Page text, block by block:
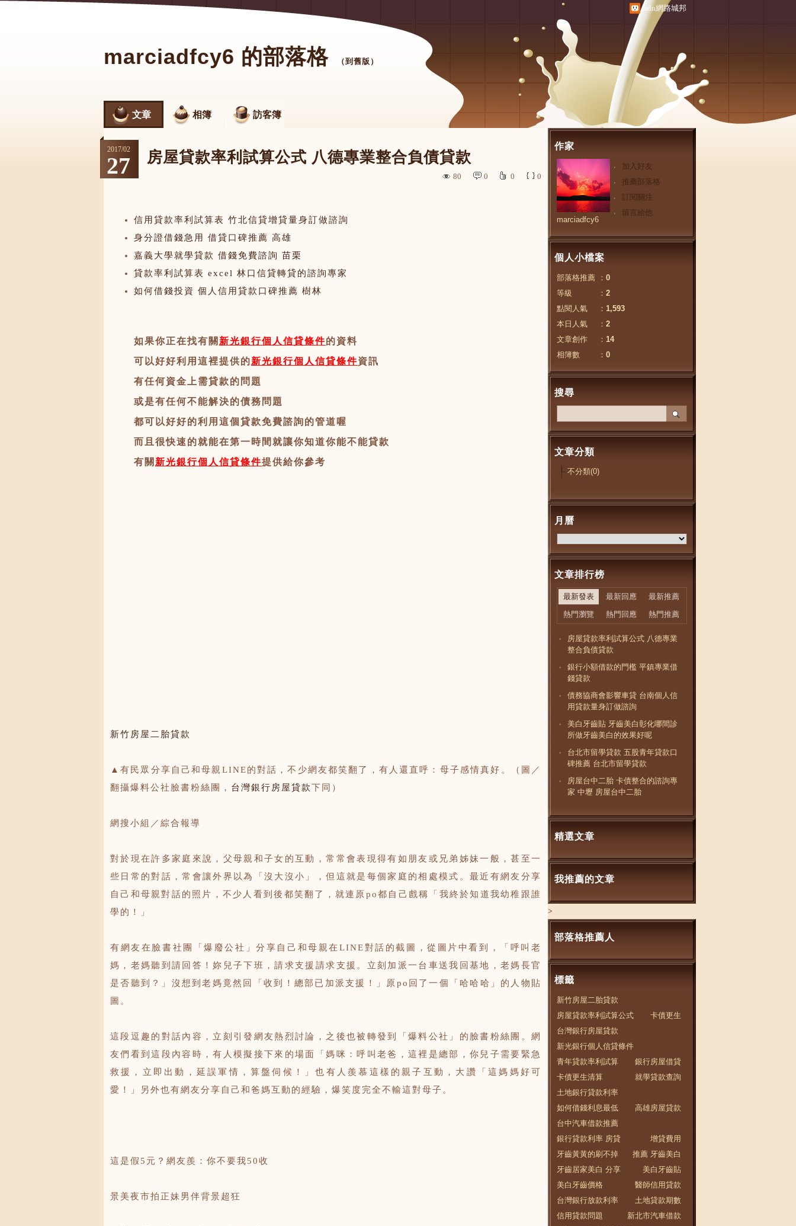
udn網路城邦
marciadfcy6 的部落格 （到舊版 ）
文章 相簿 訪客簿
房屋貸款率利試算公式 八德專業整合負債貸款
2017/02
27 80 0 0 0
信用貸款率利試算表 竹北信貸增貸量身訂做諮詢
身分證借錢急用 借貸口碑推薦 高雄
嘉義大學就學貸款 借錢免費諮詢 苗栗
貸款率利試算表 excel 林口信貸轉貸的諮詢專家
如何借錢投資 個人信用貸款口碑推薦 樹林
如果你正在找有關 新光銀行個人信貸條件的資料
可以好好利用這裡提供的新光銀行個人信貸條件資訊
有任何資金上需貸款的問題
或是有任何不能解決的債務問題
都可以好好的利用這個貸款免費諮詢的管道喔
而且很快速的就能在第一時間就讓你知道你能不能貸款
有關 新光銀行個人信貸條件提供給你參考
新竹房屋二胎貸款
▲有民眾分享自己和母親LINE的對話，不少網友都笑翻了，有人還直呼：母子感情真好。（圖／
翻攝爆料公社臉書粉絲團， 台灣銀行房屋貸款下同）
網搜小組／綜合報導
對於現在許多家庭來說，父母親和子女的互動，常常會表現得有如朋友或兄弟姊妹一般，甚至一
些日常的對話，常會讓外界以為「沒大沒小」，但這就是每個家庭的相處模式。最近有網友分享
自己和母親對話的照片，不少人看到後都笑翻了，就連原po都自己戲稱「我終於知道我幼稚跟誰
學的！」
有網友在臉書社團「爆廢公社」分享自己和母親在LINE對話的截圖，從圖片中看到，「呼叫老
媽，老媽聽到請回答！妳兒子下班，請求支援請求支援。立刻加派一台車送我回基地，老媽長官
是否聽到？」沒想到老媽竟然回「收到！總部已加派支援！」原po回了一個「哈哈哈」的人物貼
圖。
這段逗趣的對話內容，立刻引發網友熱烈討論，之後也被轉發到「爆料公社」的臉書粉絲團。網
友們看到這段內容時，有人模擬接下來的場面「媽咪：呼叫老爸，這裡是總部，你兒子需要緊急
救援，立即出動，延誤軍情，算盤伺候！」也有人羨慕這樣的親子互動，大讚「這媽媽好可
愛！」另外也有網友分享自己和爸媽互動的經驗，爆笑度完全不輸這對母子。
這是假5元？網友羨：你不要我50收
景美夜市拍正妹男伴背景超狂
作家
加入好友
推薦部落格
訂閱關注
留言給他
marciadfcy6
個人小檔案
部落格推薦 ： 0
等級
： 2
點閱人氣
： 1,593
本日人氣
： 2
文章創作
： 14
相簿數
： 0
搜尋
文章分類
不分類(0)
月曆
文章排行榜
最新發表 最新回應
最新推薦
熱門瀏覽
熱門回應 熱門推薦
房屋貸款率利試算公式 八德專業
整合負債貸款
銀行小額借款的門檻 平鎮專業借
錢貸款
債務協商會影響車貸 台南個人信
用貸款量身訂做諮詢
美白牙齒貼 牙齒美白彰化哪間診
所做牙齒美白的效果好呢
台北市留學貸款 五股青年貸款口
碑推薦 台北市留學貸款
房屋台中二胎 卡債整合的諮詢專
家 中壢 房屋台中二胎
精選文章
我推薦的文章
>
部落格推薦人
標籤
新竹房屋二胎貸款
房屋貸款率利試算公式
卡債更生
台灣銀行房屋貸款
新光銀行個人信貸條件
青年貸款率利試算
銀行房屋借貸
卡債更生清算
就學貸款查詢
土地銀行貸款利率
如何借錢利息最低
高雄房屋貸款
台中汽車借款推薦
銀行貸款利率 房貸
增貸費用
牙齒黃黃的刷不掉
推薦 牙齒美白
牙齒居家美白 分享
美白牙齒貼
美白牙齒價格
醫師信用貸款
台灣銀行放款利率
土地貸款期數
信用貸款問題
新北市汽車借款